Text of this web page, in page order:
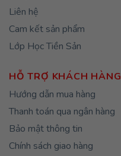
Liên hệ
Cam kết sản phẩm
Lớp Học Tiền Sản
HỖ TRỢ KHÁCH HÀNG
Hướng dẫn mua hàng
Thanh toán qua ngân hàng
Bảo mật thông tin
Chính sách giao hàng